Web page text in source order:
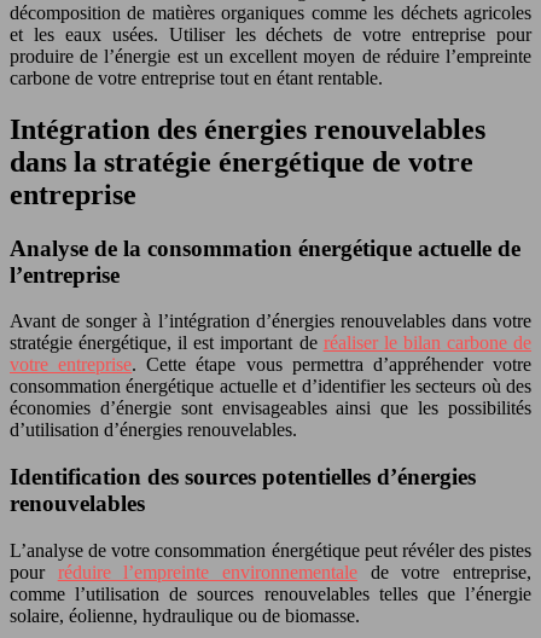
décomposition de matières organiques comme les déchets agricoles
et les eaux usées. Utiliser les déchets de votre entreprise pour
produire de l’énergie est un excellent moyen de réduire l’empreinte
carbone de votre entreprise tout en étant rentable.
Intégration des énergies renouvelables
dans la stratégie énergétique de votre
entreprise
Analyse de la consommation énergétique actuelle de
l’entreprise
Avant de songer à l’intégration d’énergies renouvelables dans votre
stratégie énergétique, il est important de réaliser le bilan carbone de
votre entreprise. Cette étape vous permettra d’appréhender votre
consommation énergétique actuelle et d’identifier les secteurs où des
économies d’énergie sont envisageables ainsi que les possibilités
d’utilisation d’énergies renouvelables.
Identification des sources potentielles d’énergies
renouvelables
L’analyse de votre consommation énergétique peut révéler des pistes
pour réduire l’empreinte environnementale de votre entreprise,
comme l’utilisation de sources renouvelables telles que l’énergie
solaire, éolienne, hydraulique ou de biomasse.